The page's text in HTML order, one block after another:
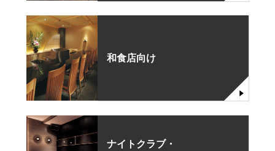
和食店向け
ナイトクラブ・